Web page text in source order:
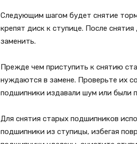
Следующим шагом будет снятие
крепят диск к ступице. После
заменить.
Прежде чем приступить к снятию
нуждаются в замене. Проверьте их
подшипники издавали шум или были
Для снятия старых подшипников
подшипники из ступицы, избегая